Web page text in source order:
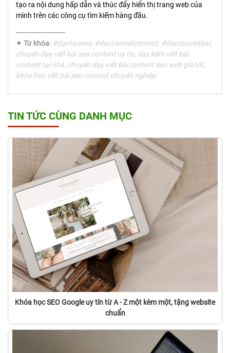
tạo ra nội dung hấp dẫn và thúc đẩy hiển thị trang web của
mình trên các công cụ tìm kiếm hàng đầu.
------------------------
✶ Từ khóa: #daotaoseo, #daotaovietcontent, #daotaovietbai,
chuyên dạy viết bài seo content uy tín, dạy kèm viết bài
content tại nhà, chuyên dạy viết bài content seo web giá tốt,
khóa học viết bài seo content chuyên nghiệp
TIN TỨC CÙNG DANH MỤC
Khóa học SEO Google uy tín từ A - Z một kèm một, tặng website
chuẩn